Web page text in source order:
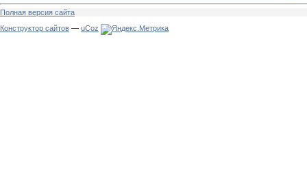
Полная версия сайта
Конструктор сайтов — uCoz